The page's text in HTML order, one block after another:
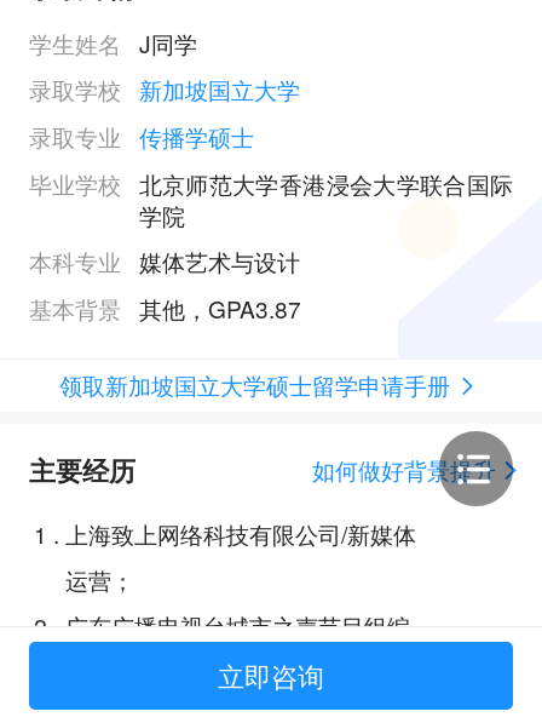
学生姓名
J同学
录取学校
新加坡国立大学
录取专业 传播学硕士
毕业学校 北京师范大学香港浸会大学联合国际
学院
本科专业 媒体艺术与设计
基本背景 其他，GPA3.87
领取新加坡国立大学硕士留学申请手册
主要经历
如何做好背景提升
1 . 上海致上网络科技有限公司/新媒体
运营；
2.广东广播电视台城市之声节目组编
立即咨询